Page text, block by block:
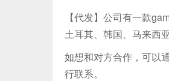
【代发】公司有一款
土耳其、韩国、马来西
如想和对方合作，可以
行联系。